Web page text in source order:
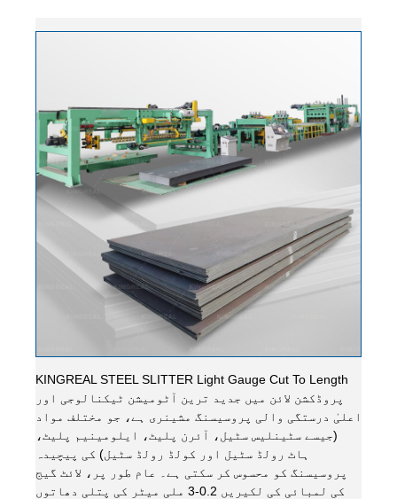
KINGREAL STEEL SLITTER Light Gauge Cut To Length
پروڈکشن لائن میں جدید ترین آٹومیشن ٹیکنالوجی اور
اعلیٰ درستگی والی پروسیسنگ مشینری ہے، جو مختلف مواد
(جیسے سٹینلیس سٹیل، آئرن پلیٹ، ایلومینیم پلیٹ،
ہاٹ رولڈ سٹیل اور کولڈ رولڈ سٹیل) کی پیچیدہ
پروسیسنگ کو محسوس کر سکتی ہے۔ عام طور پر، لائٹ گیج
کی لمبائی کی لکیریں 0.2-3 ملی میٹر کی پتلی دھاتوں